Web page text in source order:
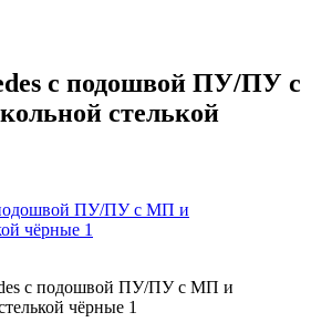
c подошвой ПУ/ПУ с
стелькой